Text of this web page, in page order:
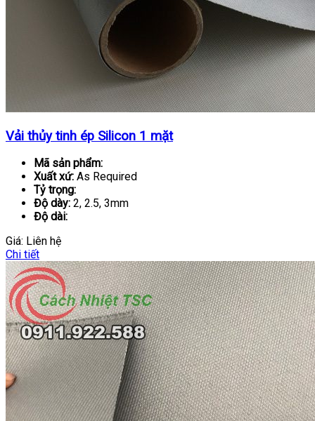
Vải thủy tinh ép Silicon 1 mặt
Mã sản phẩm:
Xuất xứ: As Required
Tỷ trọng:
Độ dày: 2, 2.5, 3mm
Độ dài:
Giá: Liên hệ
Chi tiết